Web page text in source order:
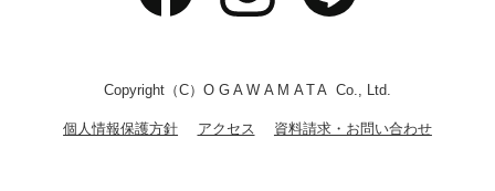
Copyright（C）OGAWAMATA Co., Ltd.
個人情報保護方針 アクセス 資料請求・お問い合わせ